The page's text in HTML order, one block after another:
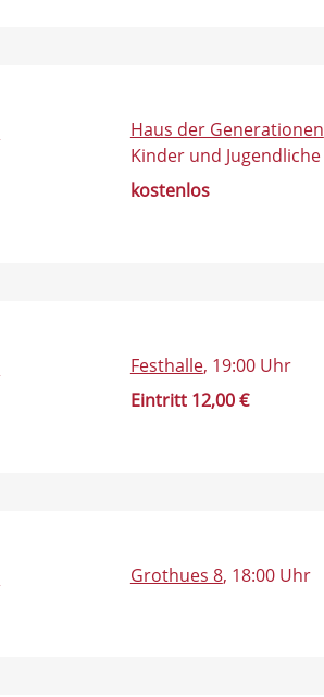
Haus der Generationen
Kinder und Jugendliche
kostenlos
Festhalle, 19:00 Uhr
Eintritt 12,00 €
Grothues 8, 18:00 Uhr